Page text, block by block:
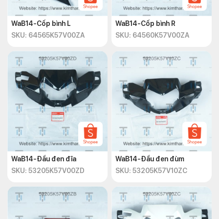
WaB14-Cốp bình L
SKU: 64565K57V00ZA
WaB14-Cốp bình R
SKU: 64560K57V00ZA
WaB14-Đầu đen đĩa
SKU: 53205K57V00ZD
WaB14-Đầu đen đùm
SKU: 53205K57V10ZC